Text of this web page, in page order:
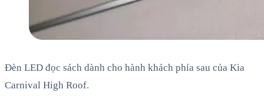
Đèn LED đọc sách dành cho hành khách phía sau của Kia
Carnival High Roof.